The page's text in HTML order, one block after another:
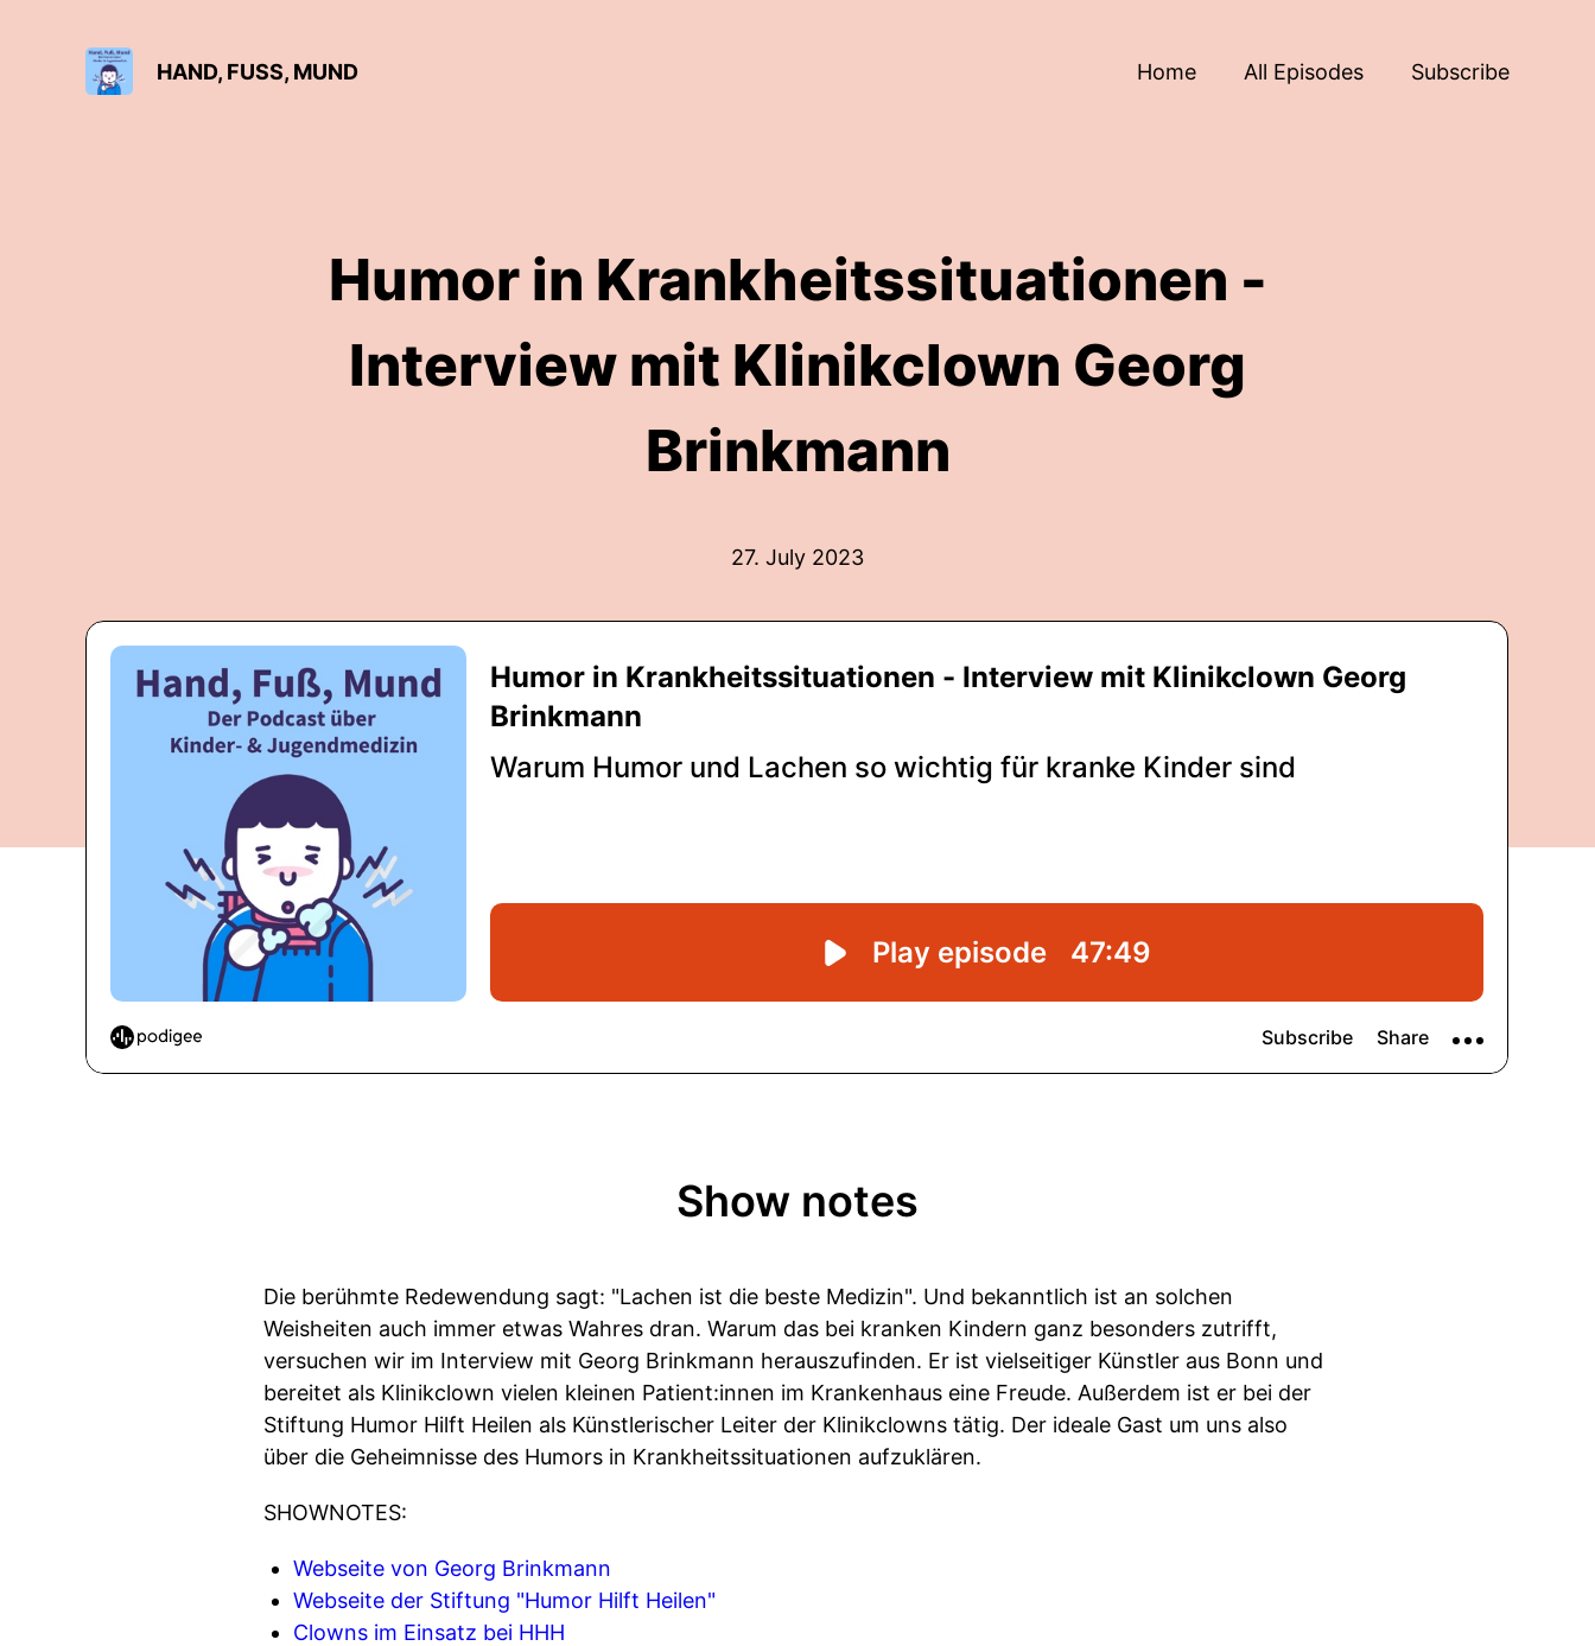
HAND, FUSS, MUND Home All Episodes Subscribe
Humor in Krankheitssituationen -
Interview mit Klinikclown Georg
Brinkmann
27. July 2023
Show notes
Die berühmte Redewendung sagt: "Lachen ist die beste Medizin". Und bekanntlich ist an solchen
Weisheiten auch immer etwas Wahres dran. Warum das bei kranken Kindern ganz besonders zutrifft,
versuchen wir im Interview mit Georg Brinkmann herauszufinden. Er ist vielseitiger Künstler aus Bonn und
bereitet als Klinikclown vielen kleinen Patient:innen im Krankenhaus eine Freude. Außerdem ist er bei der
Stiftung Humor Hilft Heilen als Künstlerischer Leiter der Klinikclowns tätig. Der ideale Gast um uns also
über die Geheimnisse des Humors in Krankheitssituationen aufzuklären.
SHOWNOTES:
Webseite von Georg Brinkmann
Webseite der Stiftung "Humor Hilft Heilen"
Clowns im Einsatz bei HHH